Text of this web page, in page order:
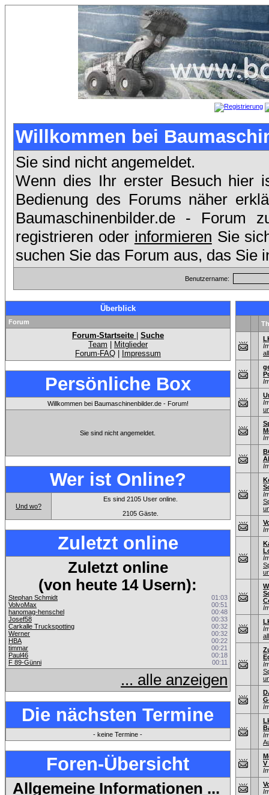
Willkommen bei
Sie sind nicht angemeldet.
Wenn dies Ihr erster Besuch hier
Bedienung des Forums näher
Baumaschinenbilder.de -
registrieren oder informieren Sie
suchen Sie das Forum aus, das
Benutzername:
Überblick
Forum
Forum-Startseite
Suche
Team
Mitglieder
Forum-FAQ
Impressum
Persönliche Box
Willkommen bei Baumaschinenbilder.de - Forum!
Sie sind nicht angemeldet.
Wer ist Online?
Und wo?
Es sind 2105 User online.
2105 Gäste.
Zuletzt online
Zuletzt online
(von heute 14 Usern):
Stephan Schmidt
01:03
VolvoMax
00:51
hanomag-henschel
00:48
Josef58
00:33
Carkalle Truckspotting
00:32
Werner
00:32
HBA
00:22
timmar
00:21
Paul46
00:18
F 89-Günni
00:11
... alle anzeigen
Die nächsten Termine
- keine Termine -
Foren-Übersicht
Allgemeine Informationen ...
V